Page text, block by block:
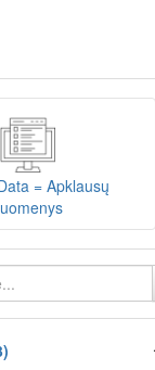
prieigą
LiDA įsikūręs
ši
publikuojami
(įskaitant
valstybės
duomenis,
= Apklausų